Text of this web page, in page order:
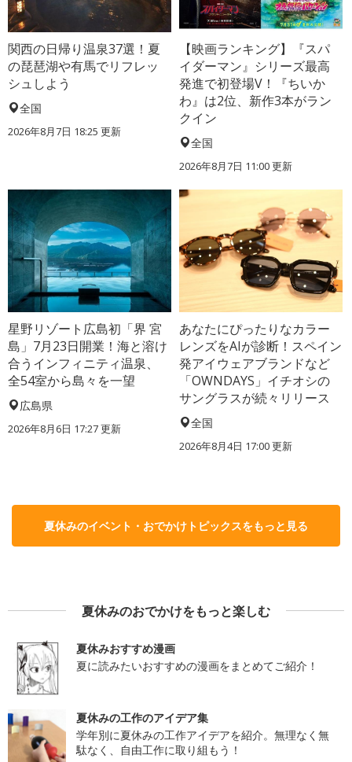
関西の日帰り温泉37選！夏
の琵琶湖や有馬でリフレッ
シュしよう
全国
2026年8月7日 18:25 更新
【映画ランキング】『スパ
イダーマン』シリーズ最高
発進で初登場V！『ちいか
わ』は2位、新作3本がラン
クイン
全国
2026年8月7日 11:00更新
星野リゾート広島初「界 宮
島」7月23日開業！海と溶け
合うインフィニティ温泉、
全54室から島々を一望
広島県
2026年8月6日 17:27更新
あなたにぴったりなカラー
レンズをAIが診断！スペイン
発アイウェアブランドなど
「OWNDAYS」イチオシの
サングラスが続々リリース
全国
2026年8月4日 17:00更新
夏休みのイベント・おでかけトピックスをもっと見る
夏休みのおでかけをもっと楽しむ
夏休みおすすめ漫画
夏に読みたいおすすめの漫画をまとめてご紹介！
夏休みの工作のアイデア集
学年別に夏休みの工作アイデアを紹介。無理なく無
駄なく、自由工作に取り組もう！